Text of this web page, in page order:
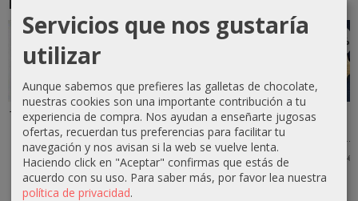
Tabla de Cortar
Rústica de
Madera de...
65,70 €
73,00 €
Tabla Rústica
de Madera de
olivo...
57,60 €
64,00 €
Tabla Rústica
Extra Grande
de Madera...
45,00 €
-10 %
Tabla con
madera olivo...
39,00 €
Servicios que nos gustaría
utilizar
Aunque sabemos que prefieres las galletas de chocolate,
nuestras cookies son una importante contribución a tu
experiencia de compra. Nos ayudan a enseñarte jugosas
ofertas, recuerdan tus preferencias para facilitar tu
navegación y nos avisan si la web se vuelve lenta.
Haciendo click en "Aceptar" confirmas que estás de
acuerdo con su uso. Para saber más, por favor lea nuestra
política de privacidad.